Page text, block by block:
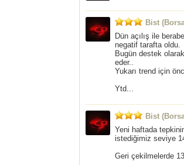
Bist
Dün açılış ile
negatif tarafta oldu.
Bugün destek
eder..
Yukarı trend için
Ytd...
Bist
Yeni haftada
istediğimiz seviye
Geri çekilmelerde